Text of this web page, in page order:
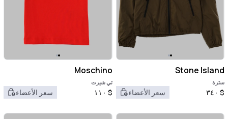
Stone Island
سترة
$ ٣٤٠ سعر الأعضاء
Moschino
تي شيرت
$ ١١٠ سعر الأعضاء